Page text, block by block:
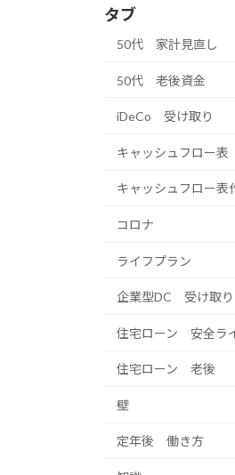
タブ
50代 家計見直し
50代 老後資金
iDeCo 受け取り
キャッシュフロー表
キャッシュフロー表
コロナ
ライフプラン
企業型DC 受け取り
住宅ローン 安全ラ
住宅ローン 老後
壁
定年後 働き方